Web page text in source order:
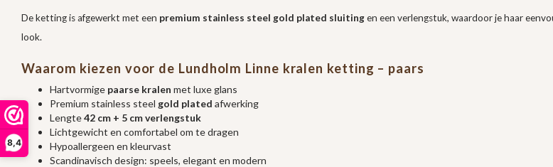
8,4
De ketting is afgewerkt met een premium stainless steel gold plated sluitingen een verlengstuk, waardoor je haar
look.
Waarom kiezen voor de Lundholm Linne kralen ketting – paars
Hartvormige paarse kralen met luxe glans
Premium stainless steel gold plated afwerking
Lengte42 cm + 5 cm verlengstuk
Lichtgewicht en comfortabel om te dragen
Hypoallergeen en kleurvast
Scandinavisch design: speels, elegant en modern